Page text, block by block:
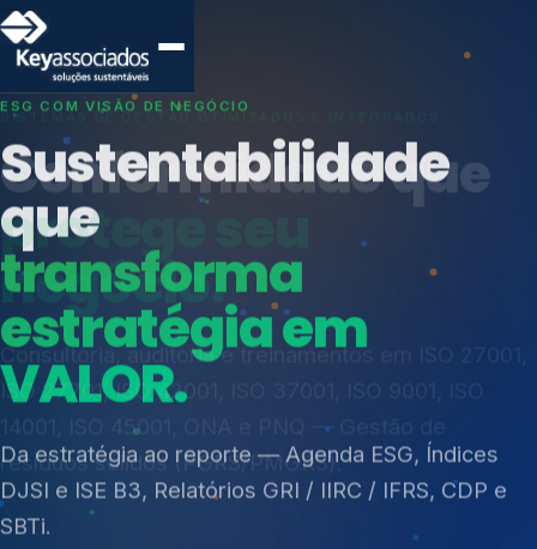
SISTEMAS DE GESTÃO OTIMIZADOS E INTEGRADOS
Conformidade que
protege seu
negócio.
Consultoria, auditoria e treinamentos em ISO 27001,
ISO 27701, ISO 42001, ISO 37001, ISO 9001, ISO
resíduos sólidos (PGRS/PMGRS).
Índices de Mercado
Mudanças Climáticas
Reputação e Cadeia
Reporte Regulatório